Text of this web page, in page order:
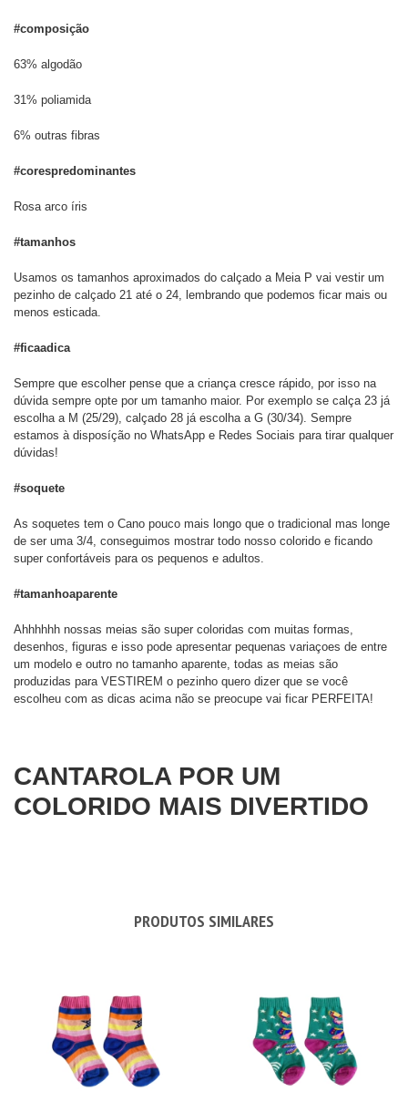
#composição
63% algodão
31% poliamida
6% outras fibras
#corespredominantes
Rosa arco íris
#tamanhos
Usamos os tamanhos aproximados do calçado a Meia P vai vestir um
pezinho de calçado 21 até o 24, lembrando que podemos ficar mais ou
menos esticada.
#ficaadica
Sempre que escolher pense que a criança cresce rápido, por isso na
dúvida sempre opte por um tamanho maior. Por exemplo se calça 23 já
escolha a M (25/29), calçado 28 já escolha a G (30/34). Sempre
estamos à disposíção no WhatsApp e Redes Sociais para tirar qualquer
dúvidas!
#soquete
As soquetes tem o Cano pouco mais longo que o tradicional mas longe
de ser uma 3/4, conseguimos mostrar todo nosso colorido e ficando
super confortáveis para os pequenos e adultos.
#tamanhoaparente
Ahhhhhh nossas meias são super coloridas com muitas formas,
desenhos, figuras e isso pode apresentar pequenas variaçoes de entre
um modelo e outro no tamanho aparente, todas as meias são
produzidas para VESTIREM o pezinho quero dizer que se você
escolheu com as dicas acima não se preocupe vai ficar PERFEITA!
CANTAROLA POR UM
COLORIDO MAIS DIVERTIDO
PRODUTOS SIMILARES